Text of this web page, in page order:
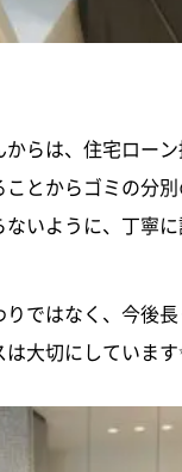
らは、住宅ロー
とからゴミの分
いように、丁寧
ではなく、今後
大切にしています